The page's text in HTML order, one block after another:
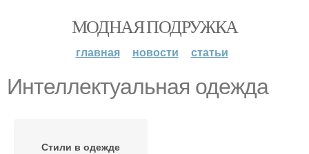
МОДНАЯ ПОДРУЖКА
главная новости статьи
Интеллектуальная одежда
Стили в одежде